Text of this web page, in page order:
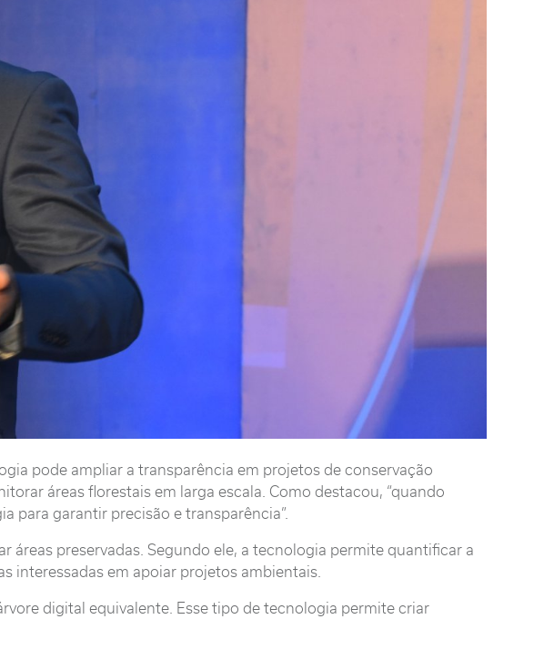
pode ampliar a transparência em projetos de conservação
áreas florestais em larga escala. Como destacou, “quando
para garantir precisão e transparência”.
áreas preservadas. Segundo ele, a tecnologia permite quantificar a
interessadas em apoiar projetos ambientais.
digital equivalente. Esse tipo de tecnologia permite criar